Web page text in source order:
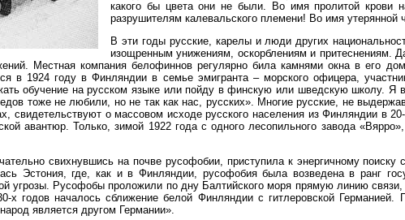
какого бы цвета они не были. Во имя пролитой крови
разрушителям калевальского племени! Во имя
В эти годы русские, карелы и люди других
изощренным унижениям, оскорблениям и
Местная компания белофиннов регулярно била камнями окна в его
в 1924 году в Финляндии в семье эмигранта – морского офицера,
обучение на русском языке или пойду в финскую или шведскую школу.
тоже не любили, но не так как нас, русских». Многие русские, не
свидетельствуют о массовом исходе русского населения из Финляндии в
авантюр. Только, зимой 1922 года с одного лесопильного завода
свихнувшись на почве русофобии, приступила к энергичному
Эстония, где, как и в Финляндии, русофобия была возведена в ранг
угрозы. Русофобы проложили по дну Балтийского моря прямую линию
годов началось сближение белой Финляндии с гитлеровской
является другом Германии».